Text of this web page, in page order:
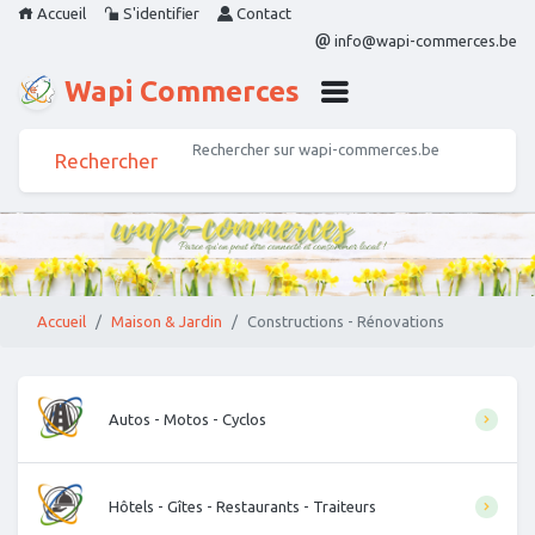
Accueil S'identifier
Contact
info@wapi-commerces.be
Wapi Commerces
Accueil Maison & Jardin Constructions - Rénovations
Autos - Motos - Cyclos
Hôtels - Gîtes - Restaurants - Traiteurs